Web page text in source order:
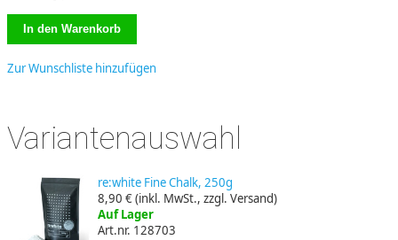
Zur Wunschliste hinzufügen
Variantenauswahl
re:white Fine Chalk, 250g
8,90 €(inkl. MwSt., zzgl. Versand)
Auf Lager
Art.nr. 128703